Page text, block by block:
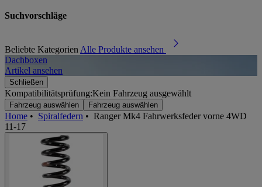
Suchvorschläge
Beliebte Kategorien Alle Produkte ansehen
Dachboxen
Artikel ansehen
Schließen
Kompatibilitätsprüfung:Kein Fahrzeug ausgewählt
Fahrzeug auswählen Fahrzeug auswählen
Home • Spiralfedern • Ranger Mk4 Fahrwerksfeder vorne 4WD
11-17